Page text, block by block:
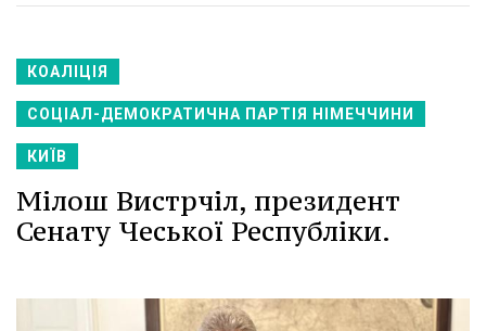
КОАЛІЦІЯ
СОЦІАЛ-ДЕМОКРАТИЧНА ПАРТІЯ НІМЕЧЧИНИ
КИЇВ
Мілош Вистрчіл, президент
Сенату Чеської Республіки.